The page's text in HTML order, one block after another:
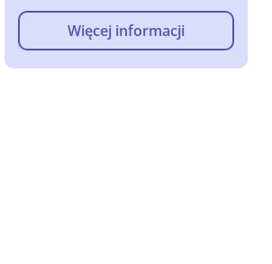
Więcej informacji